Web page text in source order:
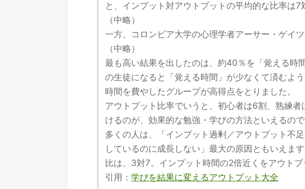
と、インプット対アウトプットの平均的な比率は7
（中略）
一方、コロンビア大学の心理学者アーサー・ゲイ
（中略）
最も高い結果を出したのは、約40％を「覚える時
の生徒になると「覚える時間」が少なくて済むよ
時間を費やしたグループが高得点をとりました。
アウトプット比率でいうと、初心者は6割、熟練
けるのが、効果的な勉強・学びの方法といえるので
多くの人は、「インプット過剰／アウトプット不
しているのに成長しない」最大の原因ともいえま
比は、3対7。インプット時間の2倍近くをアウトプ
引用： 学びを結果に変えるアウトプット大全